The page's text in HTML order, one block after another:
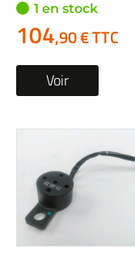
1 en stock
104,90 € TTC
Voir